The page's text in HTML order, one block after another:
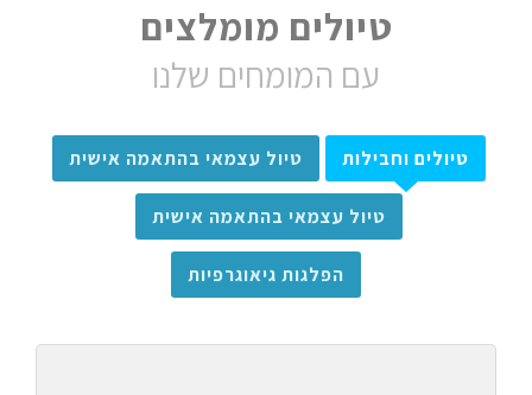
טיולים מומלצים
עם המומחים שלנו
טיולים וחבילות טיול עצמאי בהתאמה אישית
טיול עצמאי בהתאמה אישית
הפלגות גיאוגרפיות